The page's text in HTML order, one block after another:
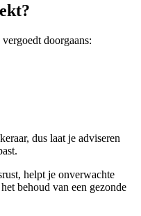
doorgaans:
dus laat je adviseren
helpt je onverwachte
behoud van een gezonde